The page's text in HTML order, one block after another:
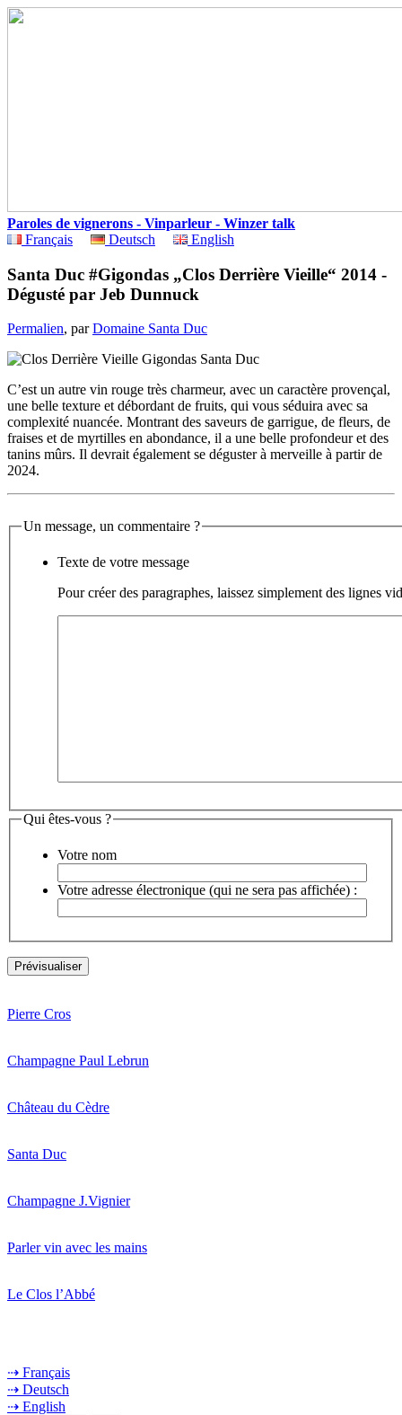
Paroles de vignerons - Vinparleur - Winzer talk
Français
Deutsch English
Santa Duc #Gigondas „Clos Derrière Vieille“ 2014 -
Dégusté par Jeb Dunnuck
Permalien, parDomaine Santa Duc
C’est un autre vin rouge très charmeur, avec un caractère provençal,
une belle texture et débordant de fruits, qui vous séduira avec sa
complexité nuancée. Montrant des saveurs de garrigue, de fleurs, de
fraises et de myrtilles en abondance, il a une belle profondeur et des
tanins mûrs. Il devrait également se déguster à merveille à partir de
2024.
Un message, un commentaire ?
Texte de votre message
Pour créer des paragraphes, laissez simplement des lignes
Qui êtes-vous ?
Votre nom
Votre adresse électronique (qui ne sera pas affichée) :
Pierre Cros
Champagne Paul Lebrun
Château du Cèdre
Santa Duc
Champagne J.Vignier
Parler vin avec les mains
Le Clos l’Abbé
⇢ Français
⇢ Deutsch
⇢ English